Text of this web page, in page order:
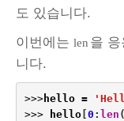
도 있습니다.
이번에는 len 을
니다.
>>>hello =
>>>
hello[0 : len (